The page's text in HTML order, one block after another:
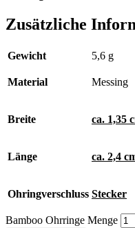
Zusätzliche
Gewicht 5,6 g
Material Messing
Breite ca. 1,35
Länge ca. 2,4
Ohringverschluss Stecker
Bamboo Ohrringe Menge